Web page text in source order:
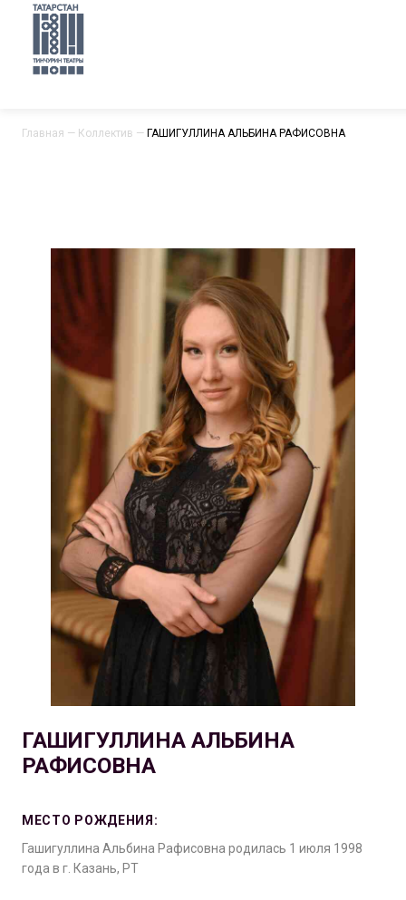
Главная — Коллектив — ГАШИГУЛЛИНА АЛЬБИНА РАФИСОВНА
ГАШИГУЛЛИНА АЛЬБИНА
РАФИСОВНА
МЕСТО РОЖДЕНИЯ:
Гашигуллина Альбина Рафисовна родилась 1 июля 1998
года в г. Казань, РТ